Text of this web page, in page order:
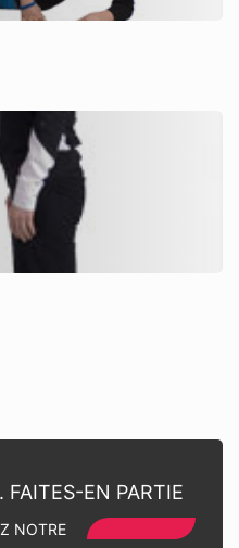
FAITES-EN PARTIE
NOTRE